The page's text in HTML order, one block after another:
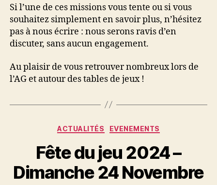
Si l’une de ces missions vous tente ou si vous
souhaitez simplement en savoir plus, n’hésitez
pas à nous écrire : nous serons ravis d’en
discuter, sans aucun engagement.
Au plaisir de vous retrouver nombreux lors de
l’AG et autour des tables de jeux !
Catégories
ACTUALITÉS EVENEMENTS
Fête du jeu 2024 –
Dimanche 24 Novembre